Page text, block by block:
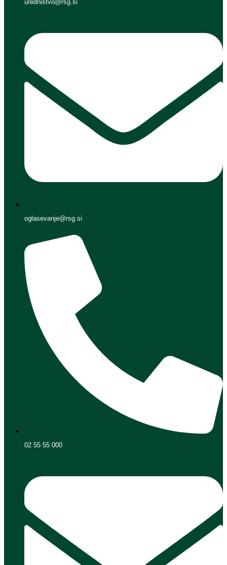
urednistvo@rsg.si
oglasevanje@rsg.si
02 55 55 000